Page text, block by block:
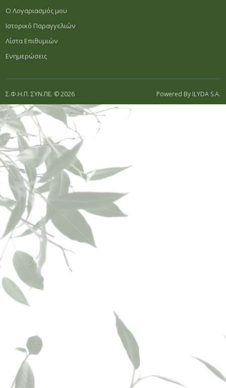
Ο Λογαριασμός μου
Ιστορικό Παραγγελιών
Λίστα Επιθυμιών
Ενημερώσεις
Powered By ILYDA S.A.
Σ.Φ.Η.Π. ΣΥΝ.ΠΕ. © 2026